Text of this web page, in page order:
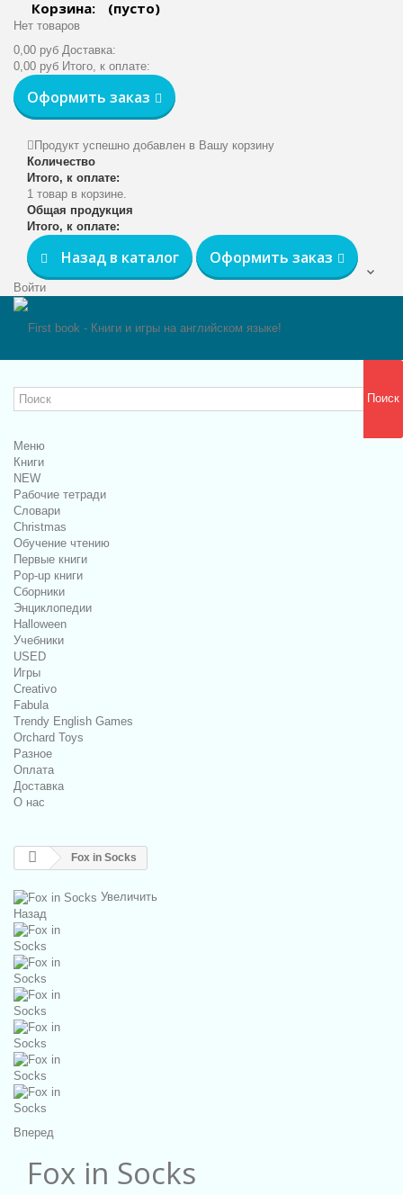
Корзина: (пусто)
Нет товаров
0,00 руб Доставка:
0,00 руб Итого, к оплате:
Оформить заказ
Продукт успешно добавлен в Вашу корзину
Количество
Итого, к оплате:
1 товар в корзине.
Общая продукция
Итого, к оплате:
Назад в каталог Оформить заказ
Войти
Поиск
Меню
Книги
NEW
Рабочие тетради
Словари
Christmas
Обучение чтению
Первые книги
Pop-up книги
Сборники
Энциклопедии
Halloween
Учебники
USED
Игры
Creativo
Fabula
Trendy English Games
Orchard Toys
Разное
Оплата
Доставка
О нас
Fox in Socks
Увеличить
Назад
Вперед
Fox in Socks